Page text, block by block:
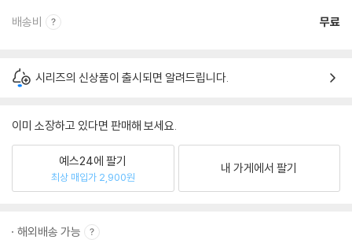
배송비 무료
시리즈의 신상품이 출시되면 알려드립니다.
이미 소장하고 있다면 판매해 보세요.
예스24에 팔기
최상 매입가 2,900원
내 가게에서 팔기
해외배송 가능